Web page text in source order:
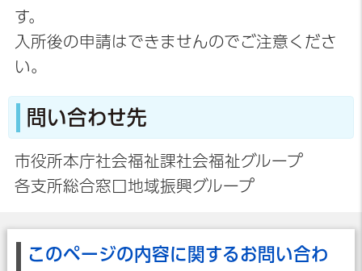
す。
入所後の申請はできませんのでご注意くださ
い。
問い合わせ先
市役所本庁社会福祉課社会福祉グループ
各支所総合窓口地域振興グループ
このページの内容に関するお問い合わ